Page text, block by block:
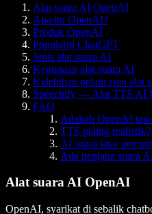
Alat suara AI OpenAI
Apa itu OpenAI?
Produk OpenAI
Populariti ChatGPT
Jenis alat suara AI
Kegunaan alat suara AI
Kelebihan pelancaran alat
Speechify — Alat TTS AI
FAQ
Adakah OpenAI
TTS paling realistik?
AI suara latar
Ada penjana suara
Alat suara AI OpenAI
OpenAI, syarikat di sebalik